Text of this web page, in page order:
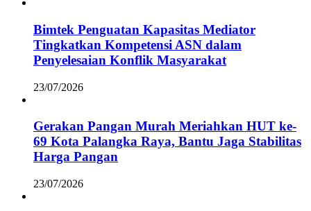
Bimtek Penguatan Kapasitas Mediator
Tingkatkan Kompetensi ASN dalam
Penyelesaian Konflik Masyarakat
23/07/2026
Gerakan Pangan Murah Meriahkan HUT ke-
69 Kota Palangka Raya, Bantu Jaga Stabilitas
Harga Pangan
23/07/2026